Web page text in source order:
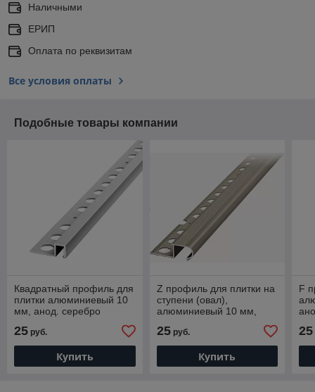
Наличными
ЕРИП
Оплата по реквизитам
Все условия оплаты
Подобные товары компании
Квадратный профиль для
плитки алюминиевый 10
мм, анод. серебро
25 руб.
Купить
Z профиль для плитки на
ступени (овал),
алюминиевый 10 мм,
серебро матовый 270 см
25руб.
Купить
F
25